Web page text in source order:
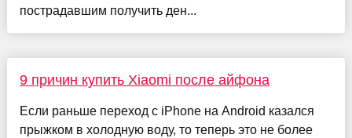
пострадавшим получить ден...
9 причин купить Xiaomi после айфона
Если раньше переход с iPhone на Android казался
прыжком в холодную воду, то теперь это не более